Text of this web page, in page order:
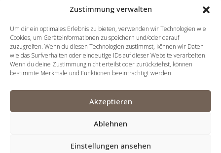
Zustimmung verwalten
Um dir ein optimales Erlebnis zu bieten, verwenden wir Technologien wie
Cookies, um Geräteinformationen zu speichern und/oder darauf
zuzugreifen. Wenn du diesen Technologien zustimmst, können wir Daten
wie das Surfverhalten oder eindeutige IDs auf dieser Website verarbeiten.
Wenn du deine Zustimmung nicht erteilst oder zurückziehst, können
bestimmte Merkmale und Funktionen beeinträchtigt werden.
Akzeptieren
Ablehnen
Einstellungen ansehen
Geschoss:2. Obergeschoss
Wohnfläche: 33.91m²
1 2 3 4
KARRENBLICK WOHNBAU und WinsauerWohnBau